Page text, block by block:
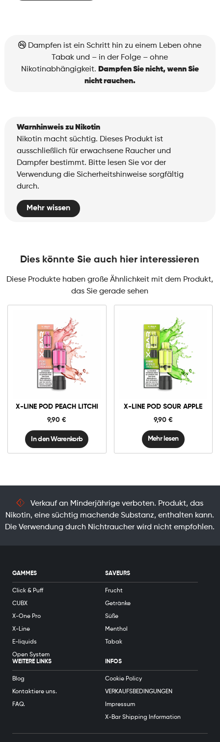
MengeDampfen ist ein Schritt hin zu einem Leben ohne
Tabak und – in der Folge – ohne
Nikotinabhängigkeit. Dampfen Sie nicht, wenn Sie
nicht rauchen.
Warnhinweis zu Nikotin
Nikotin macht süchtig. Dieses Produkt ist
ausschließlich für erwachsene Raucher und
Dampfer bestimmt. Bitte lesen Sie vor der
Verwendung die Sicherheitshinweise sorgfältig
durch.
Mehr wissen
Dies könnte Sie auch hier interessieren
Diese Produkte haben große Ähnlichkeit mit dem Produkt,
das Sie gerade sehen
X-LINE POD PEACH LITCHI
9,90€
10mg 20mg
X-
Line
Menge
In den Warenkorb
X-LINE POD SOUR APPLE
9,90 €
Mehr lesen
Verkauf an Minderjährige verboten. Produkt, das
Nikotin, eine süchtig machende Substanz, enthalten kann.
Die Verwendung durch Nichtraucher wird nicht empfohlen.
GAMMES
Click & Puff
CUBX
X-One Pro
X-Line
E-liquids
Open System
SAVEURS
Frucht
Getränke
Süße
Menthol
Tabak
WEITERE LINKS
Blog
Kontaktiere uns.
FAQ.
INFOS
Cookie Policy
VERKAUFSBEDINGUNGEN
Impressum
X-Bar Shipping Information